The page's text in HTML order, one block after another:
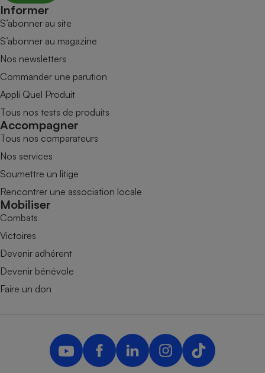
Informer
S’abonner au site
S’abonner au magazine
Nos newsletters
Commander une parution
Appli Quel Produit
Tous nos tests de produits
Accompagner
Tous nos comparateurs
Nos services
Soumettre un litige
Rencontrer une association locale
Mobiliser
Combats
Victoires
Devenir adhérent
Devenir bénévole
Faire un don